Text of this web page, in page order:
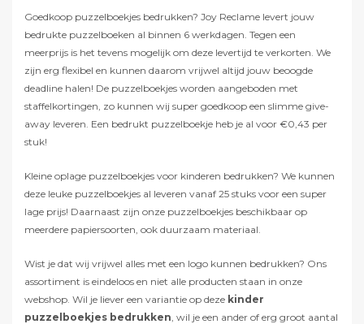
Goedkoop puzzelboekjes bedrukken? Joy Reclame levert jouw
bedrukte puzzelboeken al binnen 6 werkdagen. Tegen een
meerprijs is het tevens mogelijk om deze levertijd te verkorten. We
zijn erg flexibel en kunnen daarom vrijwel altijd jouw beoogde
deadline halen! De puzzelboekjes worden aangeboden met
staffelkortingen, zo kunnen wij super goedkoop een slimme give-
away leveren. Een bedrukt puzzelboekje heb je al voor €0,43 per
stuk!
Kleine oplage puzzelboekjes voor kinderen bedrukken? We kunnen
deze leuke puzzelboekjes al leveren vanaf 25 stuks voor een super
lage prijs! Daarnaast zijn onze puzzelboekjes beschikbaar op
meerdere papiersoorten, ook duurzaam materiaal.
Wist je dat wij vrijwel alles met een logo kunnen bedrukken? Ons
assortiment is eindeloos en niet alle producten staan in onze
webshop. Wil je liever een variantie op deze kinder
puzzelboekjes bedrukken , wil je een ander of erg groot aantal